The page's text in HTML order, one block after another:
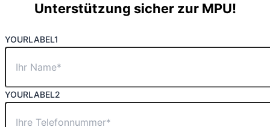
Unterstützung sicher zur MPU!
YOURLABEL1
YOURLABEL2